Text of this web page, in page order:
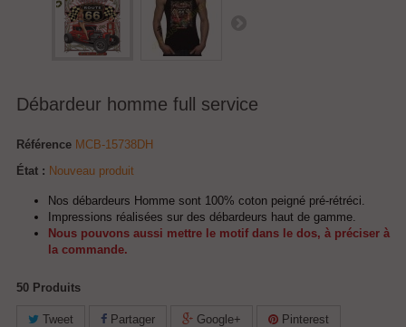
Débardeur homme full service
Référence MCB-15738DH
État : Nouveau produit
Nos débardeurs Homme sont 100% coton peigné pré-rétréci.
Impressions réalisées sur des débardeurs haut de gamme.
Nous pouvons aussi mettre le motif dans le dos, à préciser à
la commande.
50 Produits
Tweet Partager Google+ Pinterest